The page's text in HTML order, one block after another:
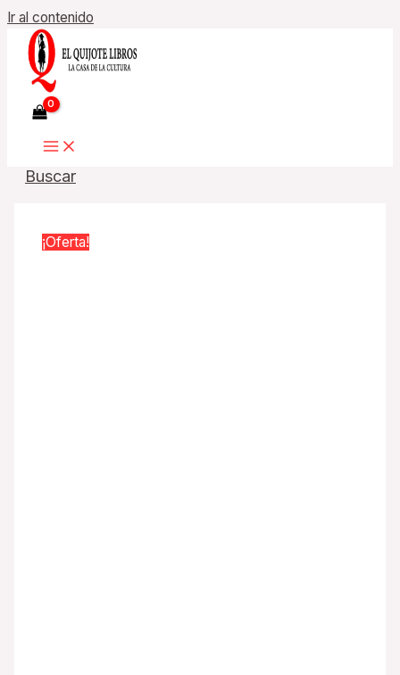
Ir al contenido
Buscar
¡Oferta!